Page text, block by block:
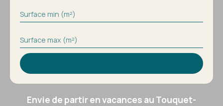
Surface min (m²)
Surface max (m²)
Envie de partir en vacances au Touquet-